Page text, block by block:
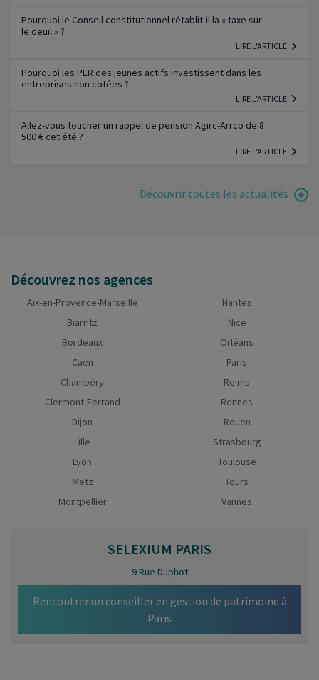
Pourquoi le Conseil constitutionnel rétablit-il la « taxe sur
le deuil » ?
LIRE L'ARTICLE
Pourquoi les PER des jeunes actifs investissent dans les
entreprises non cotées ?
LIRE L'ARTICLE
Allez-vous toucher un rappel de pension Agirc-Arrco de 8
500 € cet été ?
LIRE L'ARTICLE
Découvrir toutes les actualités
Découvrez nos agences
Aix-en-Provence-Marseille
Biarritz
Bordeaux
Caen
Chambéry
Clermont-Ferrand
Dijon
Lille
Lyon
Metz
Montpellier
Nantes
Nice
Orléans
Paris
Reims
Rennes
Rouen
Strasbourg
Toulouse
Tours
Vannes
SELEXIUM PARIS
9 Rue Duphot
Rencontrer un conseiller en gestion de patrimoine à
Paris